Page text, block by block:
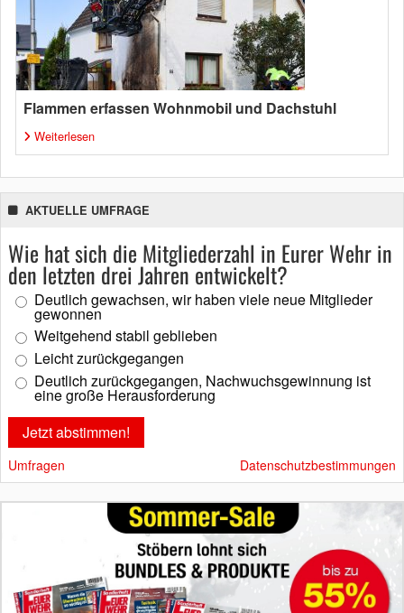
Flammen erfassen Wohnmobil und Dachstuhl
Weiterlesen
AKTUELLE UMFRAGE
Wie hat sich die Mitgliederzahl in Eurer Wehr in
den letzten drei Jahren entwickelt?
Deutlich gewachsen, wir haben viele neue Mitglieder
gewonnen
Weitgehend stabil geblieben
Leicht zurückgegangen
Deutlich zurückgegangen, Nachwuchsgewinnung ist
eine große Herausforderung
Umfragen Datenschutzbestimmungen